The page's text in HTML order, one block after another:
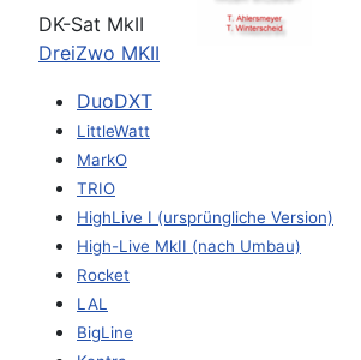
DK-Sat MkII
DreiZwo MKII
DuoDXT
LittleWatt
MarkO
TRIO
HighLive I (ursprüngliche Version)
High-Live MkII (nach Umbau)
Rocket
LAL
BigLine